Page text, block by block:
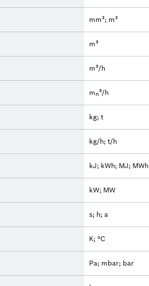
mm²; m²
m³
m³/h
mn³/h
kg; t
kg/h; t/h
kJ; kWh; MJ; MWh
kW; MW
s; h; a
K; °C
Pa; mbar; bar